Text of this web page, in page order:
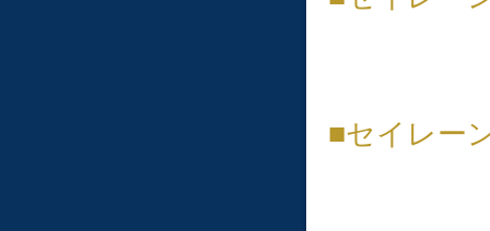
■セイレー